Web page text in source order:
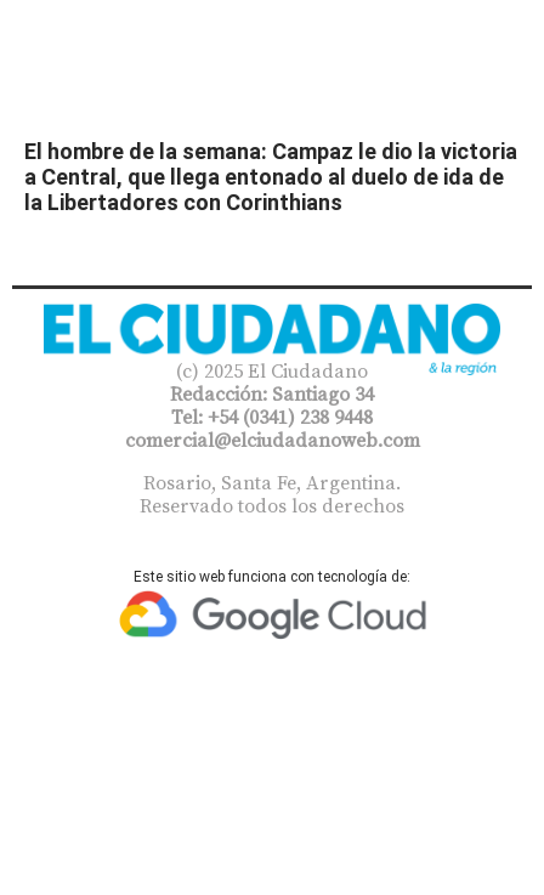
El hombre de la semana: Campaz le dio la victoria
a Central, que llega entonado al duelo de ida de
la Libertadores con Corinthians
(c) 2025 El Ciudadano
Redacción: Santiago 34
Tel: +54 (0341) 238 9448
comercial@elciudadanoweb.com​
Rosario, Santa Fe, Argentina.
Reservado todos los derechos
Este sitio web funciona con tecnología de: